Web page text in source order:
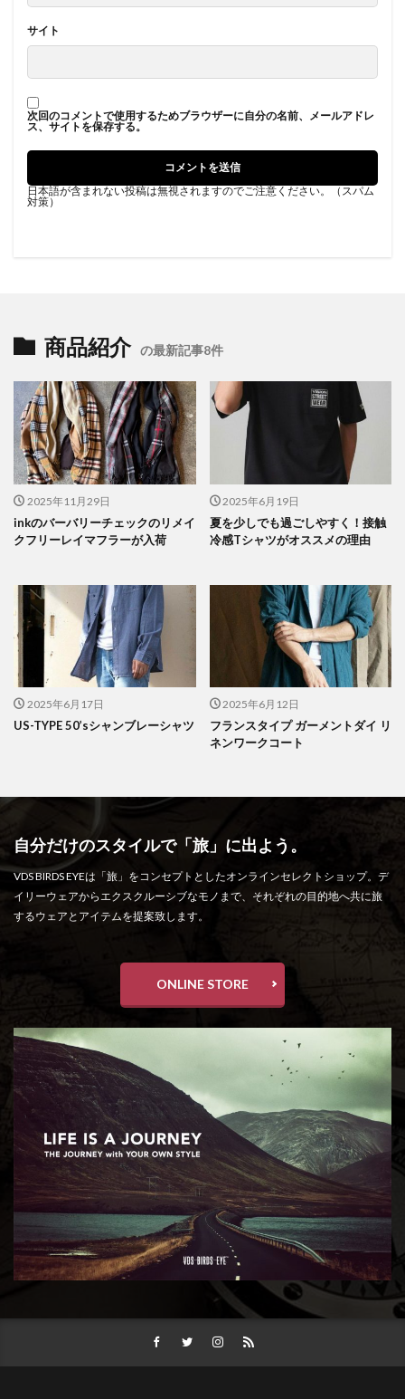
サイト
次回のコメントで使用するためブラウザーに自分の名前、メールアドレ
ス、サイトを保存する。
日本語が含まれない投稿は無視されますのでご注意ください。（スパム
対策）
商品紹介 の最新記事8件
2025年11月29日
inkのバーバリーチェックのリメイ
クフリーレイマフラーが入荷
2025年6月19日
夏を少しでも過ごしやすく！接触
冷感Tシャツがオススメの理由
2025年6月17日
US-TYPE 50’sシャンブレーシャツ
2025年6月12日
フランスタイプ ガーメントダイ リ
ネンワークコート
自分だけのスタイルで「旅」に出よう。
VDS BIRDS EYEは「旅」をコンセプトとしたオンラインセレクトショップ。デ
イリーウェアからエクスクルーシブなモノまで、それぞれの目的地へ共に旅
するウェアとアイテムを提案致します。
ONLINE STORE